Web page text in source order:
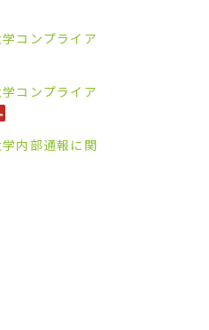
コンプライア
コンプライア
内部通報に関